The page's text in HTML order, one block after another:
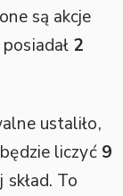
są akcje
2
ustaliło,
liczyć 9
skład. To